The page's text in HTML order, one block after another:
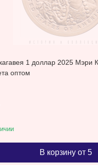
1 доллар 2025 Мэри
оптом
В корзину от 5